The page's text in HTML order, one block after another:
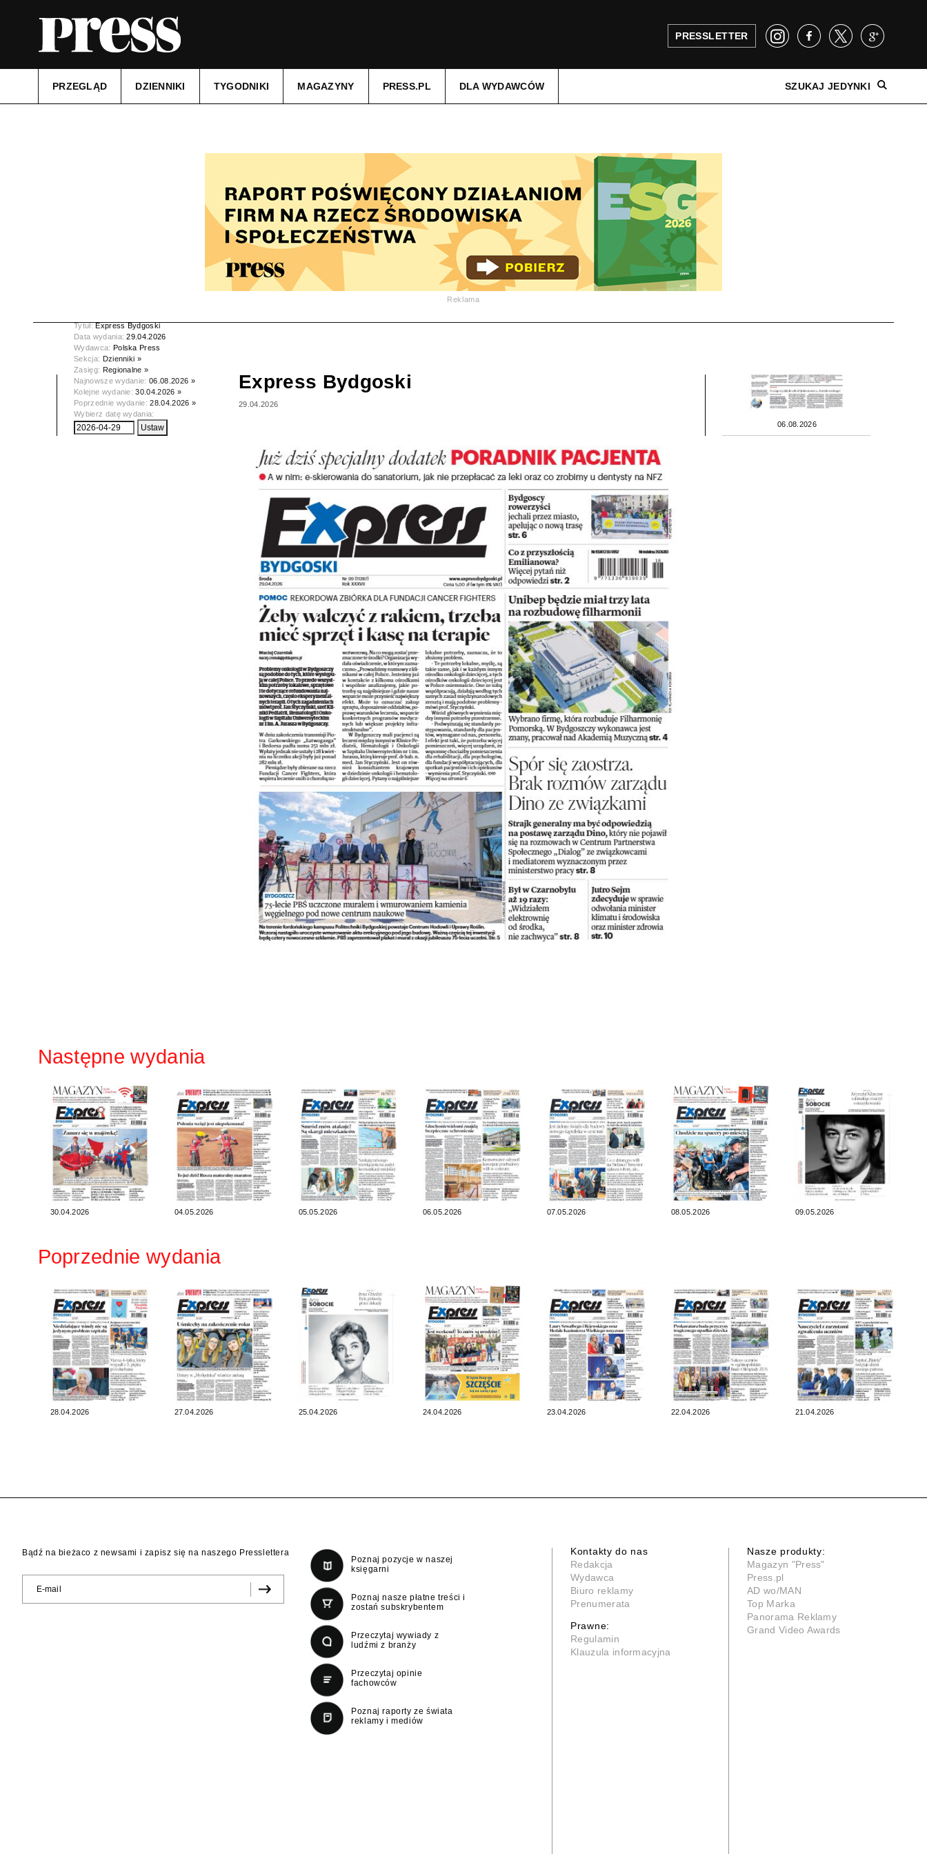
PRESSLETTER
PRZEGLĄD DZIENNIKI TYGODNIKI MAGAZYNY PRESS.PL DLA WYDAWCÓW SZUKAJ JEDYNKI
Reklama
Tytuł:Express Bydgoski
Data wydania:29.04.2026
Wydawca: Polska Press
Sekcja: Dzienniki »
Zasięg: Regionalne »
Najnowsze wydanie:06.08.2026 »
Kolejne wydanie:30.04.2026 »
Poprzednie wydanie:28.04.2026 »
Wybierz datę wydania:
Express Bydgoski
29.04.2026
06.08.2026
Następne wydania
30.04.2026 04.05.2026 05.05.2026 06.05.2026 07.05.2026 08.05.2026 09.05.2026
Poprzednie wydania
28.04.2026 27.04.2026 25.04.2026 24.04.2026 23.04.2026 22.04.2026 21.04.2026
Bądź na bieżaco z newsami i zapisz się na naszego Presslettera
Poznaj pozycje w naszej
księgarni
Poznaj nasze płatne treści i
zostań subskrybentem
Przeczytaj wywiady z
ludźmi z branży
Przeczytaj opinie
fachowców
Poznaj raporty ze świata
reklamy i mediów
Kontakty do nas
Redakcja
Wydawca
Biuro reklamy
Prenumerata
Prawne:
Regulamin
Klauzula informacyjna
Nasze produkty:
Magazyn "Press"
Press.pl
AD wo/MAN
Top Marka
Panorama Reklamy
Grand Video Awards